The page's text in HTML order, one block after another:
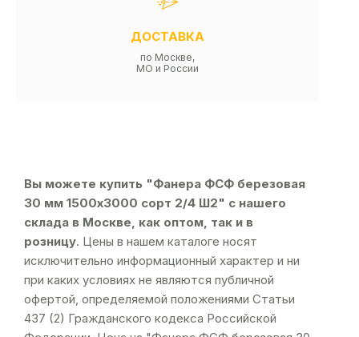
ДОСТАВКА
по Москве,
МО и России
Вы можете купить "Фанера ФСФ березовая
30 мм 1500х3000 сорт 2/4 Ш2" с нашего
склада в Москве, как оптом, так и в
розницу. Цены в нашем каталоге носят
исключительно информационный характер и ни
при каких условиях не являются публичной
офертой, определяемой положениями Статьи
437 (2) Гражданского кодекса Российской